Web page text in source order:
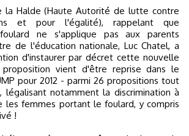
la Halde (Haute Autorité de lutte contre
et pour l'égalité), rappelant que
ne s'applique pas aux parents
de l'éducation nationale, Luc Chatel, a
d'instaurer par décret cette nouvelle
proposition vient d'être reprise dans le
pour 2012 - parmi 26 propositions tout
légalisant notamment la discrimination à
les femmes portant le foulard, y compris
!